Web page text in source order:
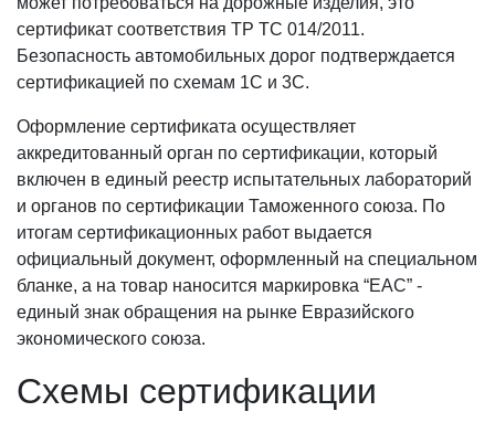
сертификат соответствия ТР ТС 014/2011.
Безопасность автомобильных дорог подтверждается
сертификацией по схемам 1С и 3С.
Оформление сертификата осуществляет
аккредитованный орган по сертификации, который
включен в единый реестр испытательных лабораторий
и органов по сертификации Таможенного союза. По
итогам сертификационных работ выдается
официальный документ, оформленный на специальном
бланке, а на товар наносится маркировка “ЕАС” -
единый знак обращения на рынке Евразийского
экономического союза.
Схемы сертификации